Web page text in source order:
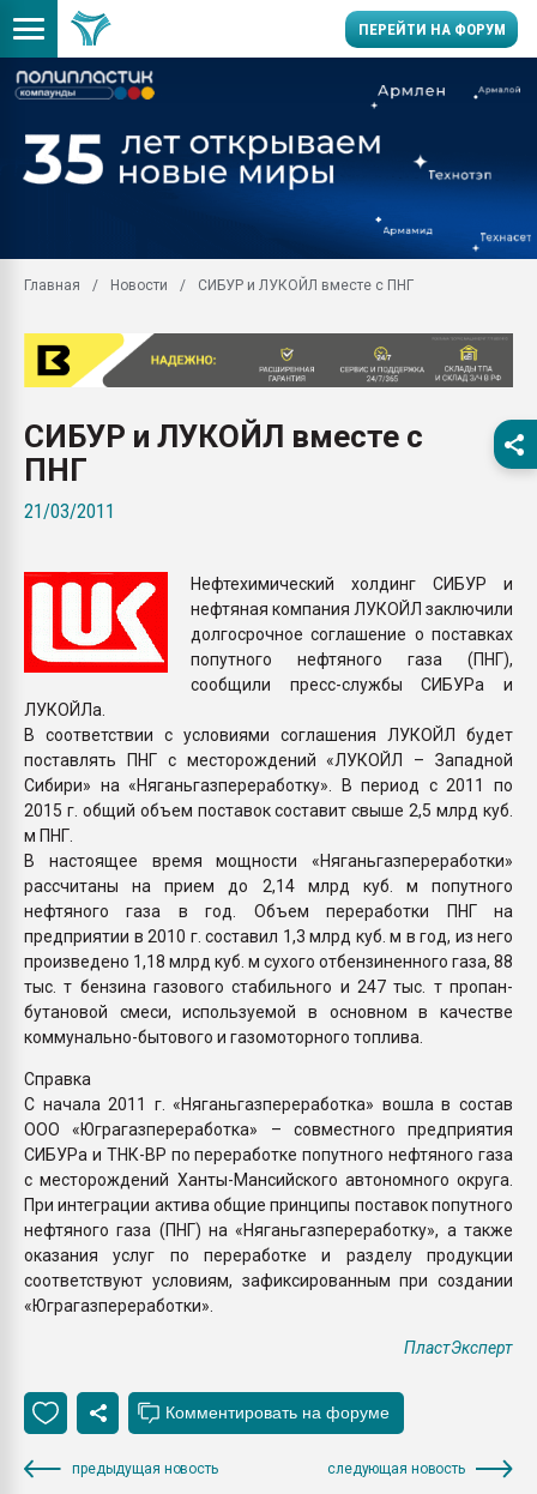
ПЕРЕЙТИ НА ФОРУМ
производство SPC
заводу пластмасс"
Помощь в подборе
Вакуум-формовочные
ближайшее
Подмосковье, Москва
первый план в
бутылок
ПЕРЕЙТИ НА
Главная Новости СИБУР и ЛУКОЙЛ вместе с ПНГ
СИБУР и ЛУКОЙЛ вместе с
ПНГ
21/03/2011
Нефтехимический холдинг СИБУР и
нефтяная компания ЛУКОЙЛ заключили
долгосрочное соглашение о поставках
попутного нефтяного газа (ПНГ),
сообщили пресс-службы СИБУРа и
ЛУКОЙЛа.
В соответствии с условиями соглашения ЛУКОЙЛ будет
поставлять ПНГ c месторождений «ЛУКОЙЛ – Западной
Сибири» на «Няганьгазпереработку». В период с 2011 по
2015 г. общий объем поставок составит свыше 2,5 млрд куб.
м ПНГ.
В настоящее время мощности «Няганьгазпереработки»
рассчитаны на прием до 2,14 млрд куб. м попутного
нефтяного газа в год. Объем переработки ПНГ на
предприятии в 2010 г. составил 1,3 млрд куб. м в год, из него
произведено 1,18 млрд куб. м сухого отбензиненного газа, 88
тыс. т бензина газового стабильного и 247 тыс. т пропан-
бутановой смеси, используемой в основном в качестве
коммунально-бытового и газомоторного топлива.
Справка
С начала 2011 г. «Няганьгазпереработка» вошла в состав
ООО «Юграгазпереработка» – совместного предприятия
СИБУРа и ТНК-ВР по переработке попутного нефтяного газа
с месторождений Ханты-Мансийского автономного округа.
При интеграции актива общие принципы поставок попутного
нефтяного газа (ПНГ) на «Няганьгазпереработку», а также
оказания услуг по переработке и разделу продукции
соответствуют условиям, зафиксированным при создании
«Юграгазпереработки».
ПластЭксперт
предыдущая новость следующая новость